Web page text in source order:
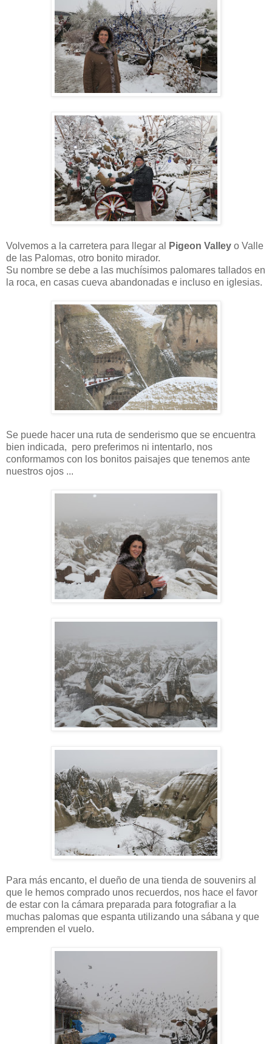
Volvemos a la carretera para llegar al Pigeon Valley o Valle
de las Palomas, otro bonito mirador.
Su nombre se debe a las muchísimos palomares tallados en
la roca, en casas cueva abandonadas e incluso en iglesias.
Se puede hacer una ruta de senderismo que se encuentra
bien indicada, pero preferimos ni intentarlo, nos
conformamos con los bonitos paisajes que tenemos ante
nuestros ojos ...
Para más encanto, el dueño de una tienda de souvenirs al
que le hemos comprado unos recuerdos, nos hace el favor
de estar con la cámara preparada para fotografiar a la
muchas palomas que espanta utilizando una sábana y que
emprenden el vuelo.